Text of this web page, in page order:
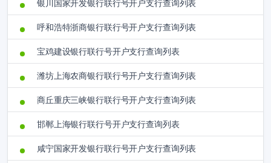
银川国家开发银行联行号开户支行查询列表
呼和浩特浙商银行联行号开户支行查询列表
宝鸡建设银行联行号开户支行查询列表
潍坊上海农商银行联行号开户支行查询列表
商丘重庆三峡银行联行号开户支行查询列表
邯郸上海银行联行号开户支行查询列表
咸宁国家开发银行联行号开户支行查询列表